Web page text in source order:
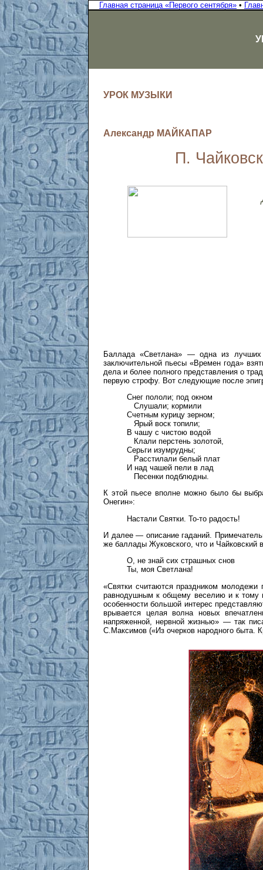
Главная страница «Первого сентября» •
УРОК МУЗЫКИ
Александр МАЙКАПАР
П.
Баллада «Светлана» — одна из лучших
заключительной пьесы «Времен года»
дела и более полного представления о
первую строфу. Вот следующие после
Снег пололи; под окном
Слушали; кормили
Счетным курицу зерном;
Ярый воск топили;
В чашу с чистою водой
Клали перстень золотой,
Серьги изумрудны;
Расстилали белый плат
И над чашей пели в лад
Песенки подблюдны.
К этой пьесе вполне можно было бы
Онегин»:
Настали Святки. То-то радость!
И далее — описание гаданий.
же баллады Жуковского, что и Чайковский
О, не знай сих страшных снов
Ты, моя Светлана!
«Святки считаются праздником молодежи
равнодушным к общему веселию и к тому
особенности большой интерес
врывается целая волна новых
напряженной, нервной жизнью» — так
С.Максимов («Из очерков народного быта.